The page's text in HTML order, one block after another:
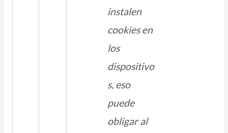
instalen
cookies en
los
dispositivo
s, eso
puede
obligar al